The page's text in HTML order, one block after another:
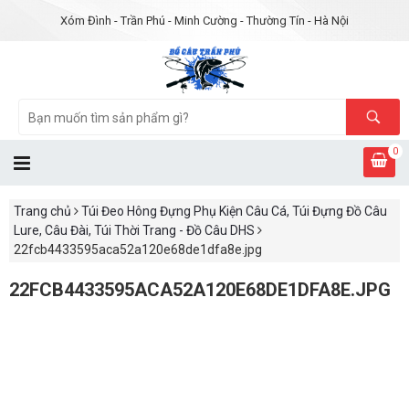
Xóm Đình - Trần Phú - Minh Cường - Thường Tín - Hà Nội
0
Trang chủ
Túi Đeo Hông Đựng Phụ Kiện Câu Cá, Túi Đựng Đồ Câu
Lure, Câu Đài, Túi Thời Trang - Đồ Câu DHS
22fcb4433595aca52a120e68de1dfa8e.jpg
22FCB4433595ACA52A120E68DE1DFA8E.JPG